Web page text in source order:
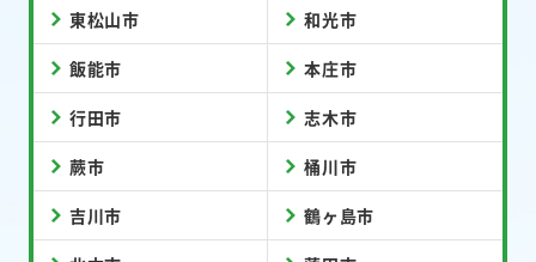
東松山市 和光市
飯能市 本庄市
行田市 志木市
蕨市 桶川市
吉川市 鶴ヶ島市